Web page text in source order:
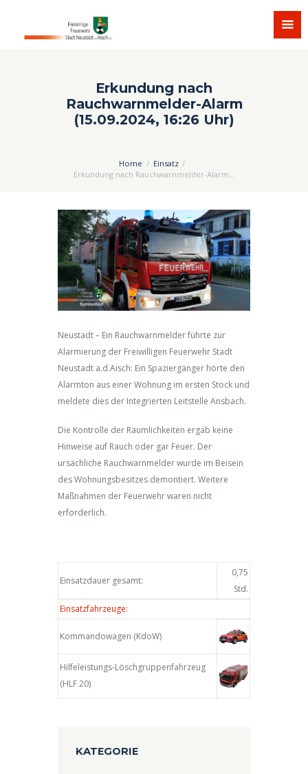
Erkundung nach
Rauchwarnmelder-Alarm
(15.09.2024, 16:26 Uhr)
Home
Einsatz
Erkundung nach Rauchwarnmelder-Alarm...
Neustadt – Ein Rauchwarnmelder führte zur
Alarmierung der Freiwilligen Feuerwehr Stadt
Neustadt a.d.Aisch: Ein Spaziergänger hörte den
Alarmton aus einer Wohnung im ersten Stock und
meldete dies der Integrierten Leitstelle Ansbach.
Die Kontrolle der Räumlichkeiten ergab keine
Hinweise auf Rauch oder gar Feuer. Der
ursächliche Rauchwarnmelder wurde im Beisein
des Wohnungsbesitzes demontiert. Weitere
Maßnahmen der Feuerwehr waren nicht
erforderlich.
Einsatzdauer gesamt:
0,75
Std.
Einsatzfahrzeuge:
Kommandowagen (KdoW)
Hilfeleistungs-Löschgruppenfahrzeug
(HLF 20)
KATEGORIE